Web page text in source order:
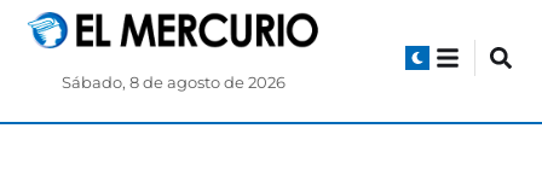
Sábado, 8 de agosto de 2026